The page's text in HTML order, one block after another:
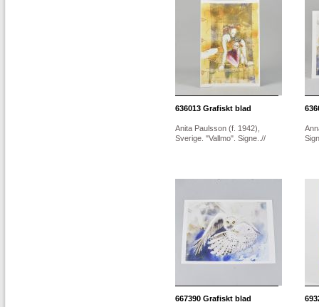
636013 Grafiskt blad
Anita Paulsson (f. 1942),
Sverige. "Vallmo". Signe..//
667390 Grafiskt blad